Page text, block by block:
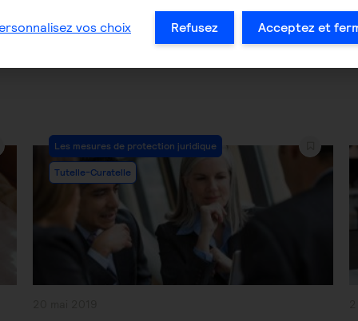
Post
Category:
Les mesures de protection juridique
Tutelle-Curatelle
vos choix Refusez Acceptez et